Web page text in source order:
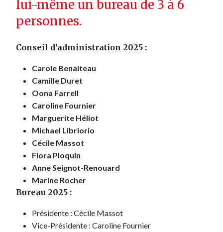
lui-même un bureau de 3 à 6
personnes.
Conseil d’administration 2025 :
Carole Benaiteau
Camille Duret
Oona Farrell
Caroline Fournier
Marguerite Héliot
Michael Libriorio
Cécile Massot
Flora Ploquin
Anne Seignot-Renouard
Marine Rocher
Bureau 2025 :
Présidente : Cécile Massot
Vice-Présidente : Caroline Fournier